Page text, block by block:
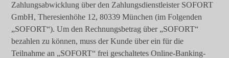
Zahlungsabwicklung über den Zahlungsdienstleister SOFORT
GmbH, Theresienhöhe 12, 80339 München (im Folgenden
„SOFORT“). Um den Rechnungsbetrag über „SOFORT“
bezahlen zu können, muss der Kunde über ein für die
Teilnahme an „SOFORT“ frei geschaltetes Online-Banking-